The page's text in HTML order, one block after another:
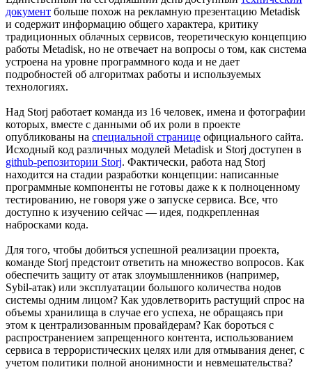
документ больше похож на рекламную презентацию Metadisk
и содержит информацию общего характера, критику
традиционных облачных сервисов, теоретическую концепцию
работы Metadisk, но не отвечает на вопросы о том, как система
устроена на уровне программного кода и не дает
подробностей об алгоритмах работы и используемых
технологиях.
Над Storj работает команда из 16 человек, имена и фотографии
которых, вместе с данными об их роли в проекте
опубликованы на специальной странице официального сайта.
Исходный код различных модулей Metadisk и Storj доступен в
github-репозитории Storj. Фактически, работа над Storj
находится на стадии разработки концепции: написанные
программные компоненты не готовы даже к к полноценному
тестированию, не говоря уже о запуске сервиса. Все, что
доступно к изучению сейчас — идея, подкрепленная
набросками кода.
Для того, чтобы добиться успешной реализации проекта,
команде Storj предстоит ответить на множество вопросов. Как
обеспечить защиту от атак злоумышленников (например,
Sybil-атак) или эксплуатации большого количества нодов
системы одним лицом? Как удовлетворить растущий спрос на
объемы хранилища в случае его успеха, не обращаясь при
этом к централизованным провайдерам? Как бороться с
распространением запрещенного контента, использованием
сервиса в террористических целях или для отмывания денег, с
учетом политики полной анонимности и невмешательства?